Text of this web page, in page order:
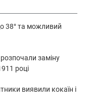
38° та можливий
розпочали заміну
році
виявили кокаїн і